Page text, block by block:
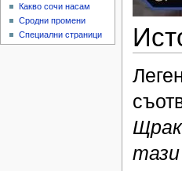
Какво сочи насам
Сродни промени
Специални страници